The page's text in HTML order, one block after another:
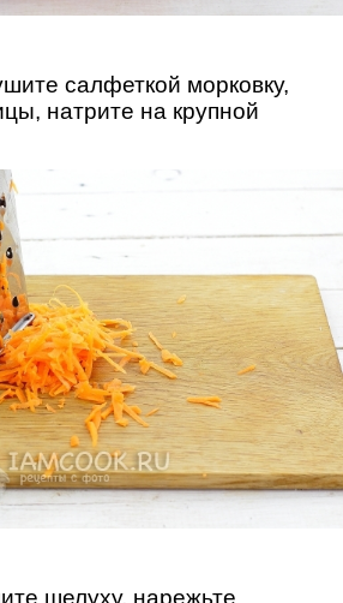
салфеткой морковку,
натрите на крупной
шелуху, нарежьте